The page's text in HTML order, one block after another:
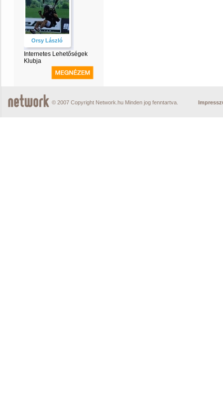
Orsy László
Internetes Lehetőségek
Klubja
© 2007 Copyright Network.hu Minden jog fenntartva.